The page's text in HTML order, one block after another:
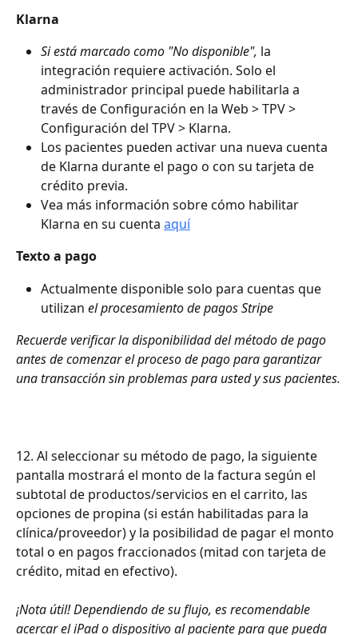
Klarna
Si está marcado como "No disponible", la
integración requiere activación. Solo el
administrador principal puede habilitarla a
través de Configuración en la Web > TPV >
Configuración del TPV > Klarna.
Los pacientes pueden activar una nueva cuenta
de Klarna durante el pago o con su tarjeta de
crédito previa.
Vea más información sobre cómo habilitar
Klarna en su cuenta aquí
Texto a pago
Actualmente disponible solo para cuentas que
utilizan el procesamiento de pagos Stripe
Recuerde verificar la disponibilidad del método de pago
antes de comenzar el proceso de pago para garantizar
una transacción sin problemas para usted y sus pacientes.
12. Al seleccionar su método de pago, la siguiente
pantalla mostrará el monto de la factura según el
subtotal de productos/servicios en el carrito, las
opciones de propina (si están habilitadas para la
clínica/proveedor) y la posibilidad de pagar el monto
total o en pagos fraccionados (mitad con tarjeta de
crédito, mitad en efectivo).
¡Nota útil! Dependiendo de su flujo, es recomendable
acercar el iPad o dispositivo al paciente para que pueda